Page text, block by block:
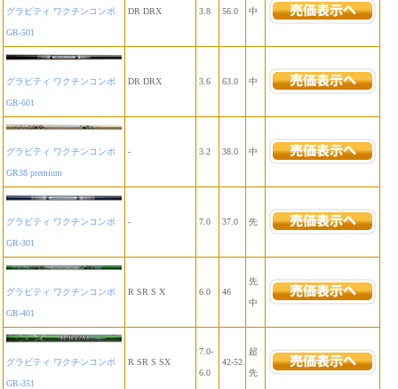
グラビティ ワクチンコンポ
GR-501
DR DRX 3.8 56.0 中
グラビティ ワクチンコンポ
GR-601
DR DRX 3.6 63.0 中
グラビティ ワクチンコンポ
GR38 premium
- 3.2 38.0 中
グラビティ ワクチンコンポ
GR-301
- 7.0 37.0 先
グラビティ ワクチンコンポ
GR-401
R SR S X 6.0 46
先
中
グラビティ ワクチンコンポ
GR-351
R SR S SX
7.0-
6.0
42-52
超
先